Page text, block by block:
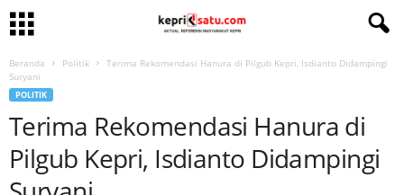
Beranda Politik
Terima Rekomendasi Hanura di Pilgub Kepri, Isdianto Didampingi
Suryani
POLITIK
Terima Rekomendasi Hanura di
Pilgub Kepri, Isdianto Didampingi